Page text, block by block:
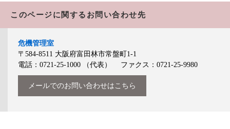
このページに関するお問い合わせ先
危機管理室
〒584-8511 大阪府富田林市常盤町1-1
電話：0721-25-1000
（代表） ファクス：0721-25-9980
メールでのお問い合わせはこちら